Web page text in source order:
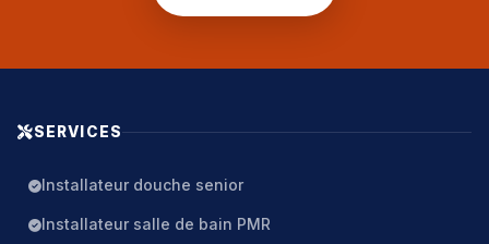
SERVICES
Installateur douche senior
Installateur salle de bain PMR